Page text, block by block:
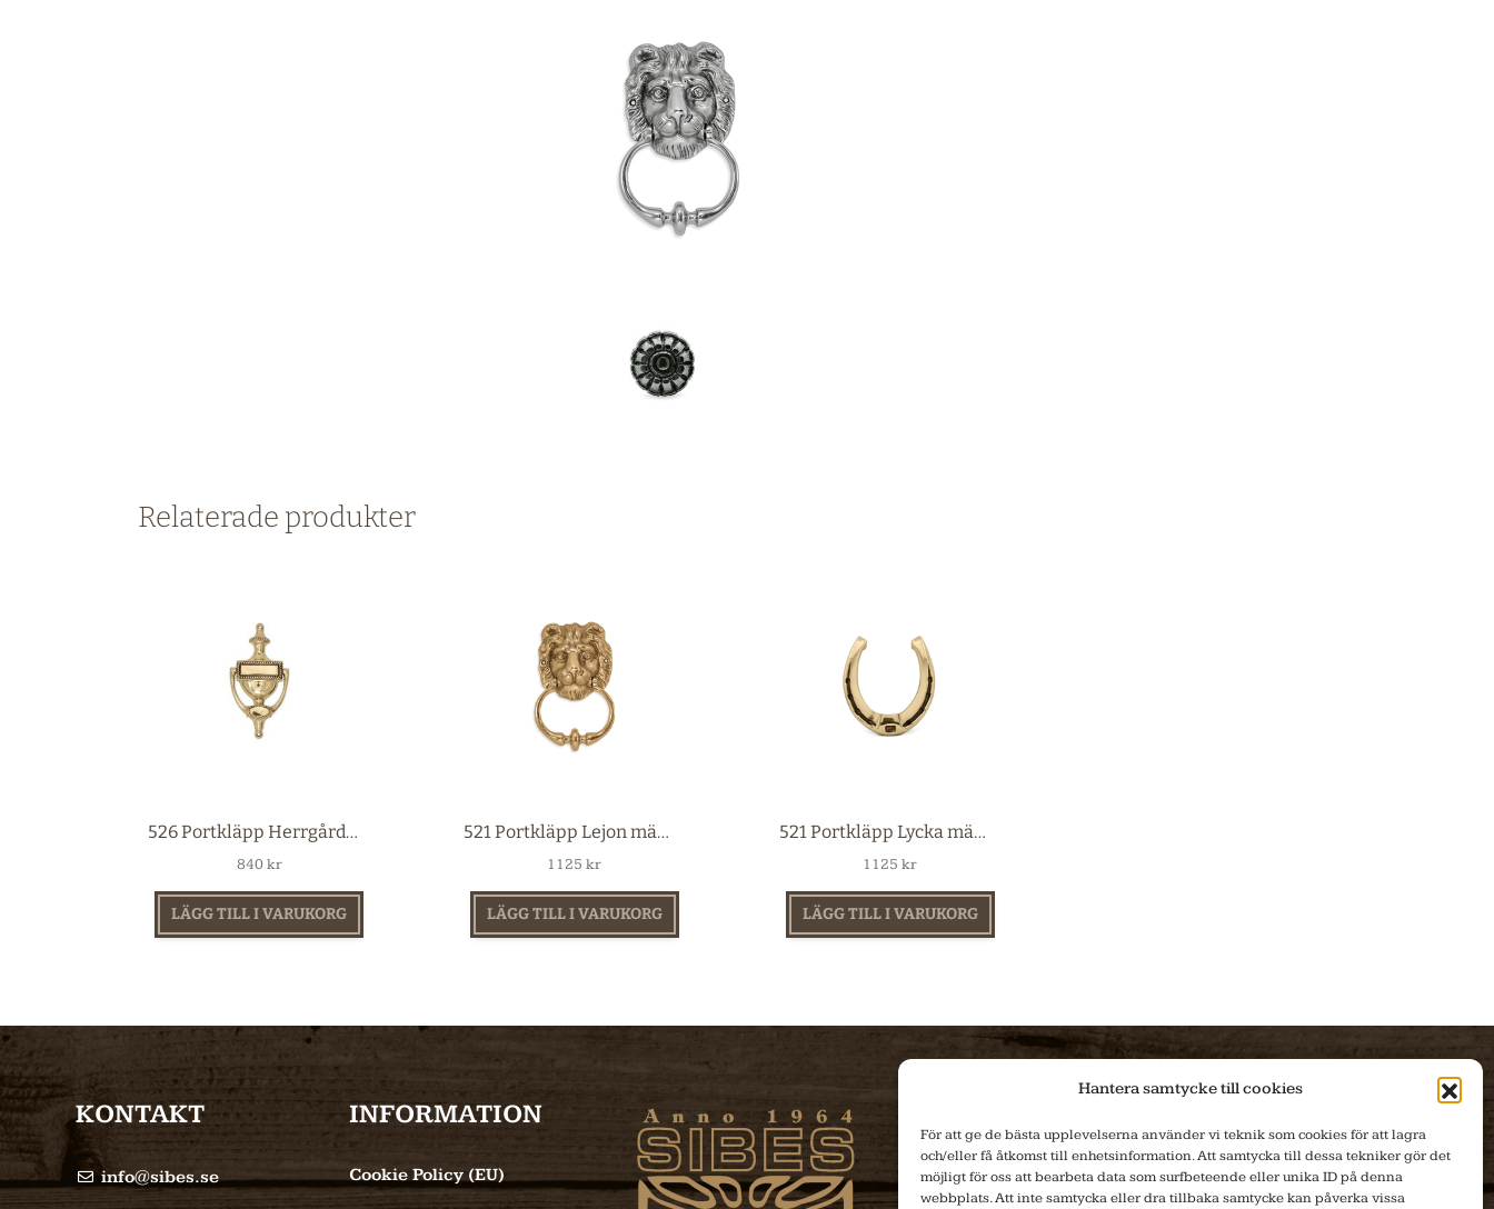
Hantera samtycke till cookies
För att ge de bästa upplevelserna använder vi teknik som cookies för att lagra
och/eller få åtkomst till enhetsinformation. Att samtycka till dessa tekniker gör det
möjligt för oss att bearbeta data som surfbeteende eller unika ID på denna
webbplats. Att inte samtycka eller dra tillbaka samtycke kan påverka vissa
Relaterade produkter
526 Portkläpp Herrgård mässing
840 kr
LÄGG TILL I VARUKORG
521 Portkläpp Lejon mässing
1125kr
LÄGG TILL I VARUKORG
521 Portkläpp Lycka mässing
1125kr
LÄGG TILL I VARUKORG
KONTAKT
info@sibes.se
INFORMATION
Cookie Policy (EU) Produktblad Produktinfo